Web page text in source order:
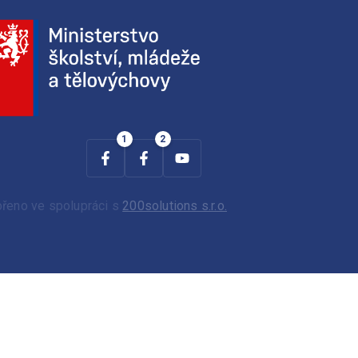
ve spolupráci s 200solutions s.r.o.